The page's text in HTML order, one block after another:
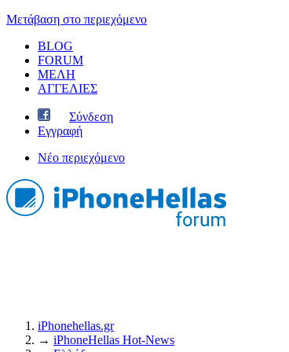
Μετάβαση στο περιεχόμενο
BLOG
FORUM
ΜΕΛΗ
ΑΓΓΕΛΙΕΣ
Σύνδεση
Εγγραφή
Νέο περιεχόμενο
iPhonehellas.gr
→ iPhoneHellas Ηot-News